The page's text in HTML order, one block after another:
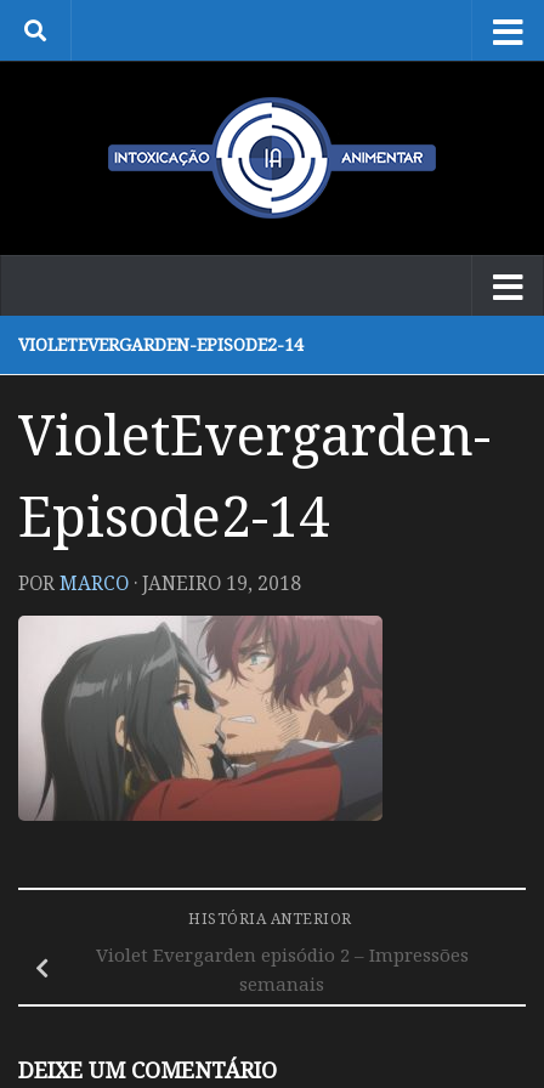
Skip to content
VIOLETEVERGARDEN-EPISODE2-14
VioletEvergarden-
Episode2-14
PORMARCO ·JANEIRO 19, 2018
HISTÓRIA ANTERIOR
Violet Evergarden episódio 2 – Impressões
semanais
DEIXE UM COMENTÁRIO